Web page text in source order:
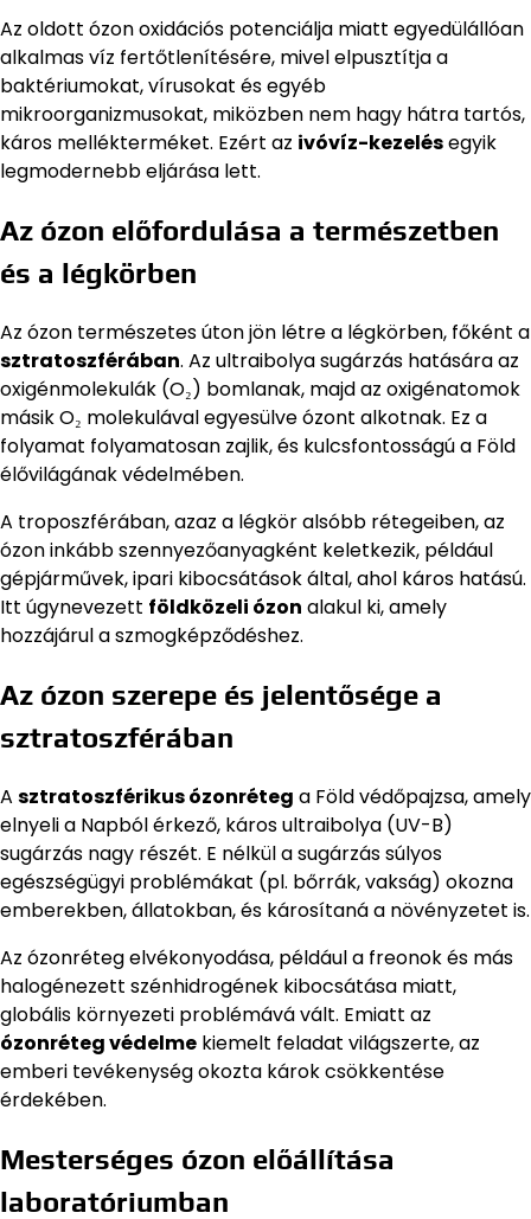
Az oldott ózon oxidációs potenciálja miatt egyedülállóan
alkalmas víz fertőtlenítésére, mivel elpusztítja a
baktériumokat, vírusokat és egyéb
mikroorganizmusokat, miközben nem hagy hátra tartós,
káros mellékterméket. Ezért az ivóvíz-kezelésegyik
legmodernebb eljárása lett.
Az ózon előfordulása a természetben
és a légkörben
Az ózon természetes úton jön létre a légkörben, főként a
sztratoszférában. Az ultraibolya sugárzás hatására az
oxigénmolekulák (O₂) bomlanak, majd az oxigénatomok
másik O₂ molekulával egyesülve ózont alkotnak. Ez a
folyamat folyamatosan zajlik, és kulcsfontosságú a Föld
élővilágának védelmében.
A troposzférában, azaz a légkör alsóbb rétegeiben, az
ózon inkább szennyezőanyagként keletkezik, például
gépjárművek, ipari kibocsátások által, ahol káros hatású.
Itt úgynevezett földközeli ózon alakul ki, amely
hozzájárul a szmogképződéshez.
Az ózon szerepe és jelentősége a
sztratoszférában
A sztratoszférikus ózonréteg a Föld védőpajzsa, amely
elnyeli a Napból érkező, káros ultraibolya (UV-B)
sugárzás nagy részét. E nélkül a sugárzás súlyos
egészségügyi problémákat (pl. bőrrák, vakság) okozna
emberekben, állatokban, és károsítaná a növényzetet is.
Az ózonréteg elvékonyodása, például a freonok és más
halogénezett szénhidrogének kibocsátása miatt,
globális környezeti problémává vált. Emiatt az
ózonréteg védelme kiemelt feladat világszerte, az
emberi tevékenység okozta károk csökkentése
érdekében.
Mesterséges ózon előállítása
laboratóriumban